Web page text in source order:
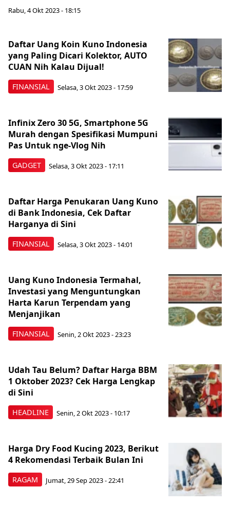
Rabu, 4 Okt 2023 - 18:15
FINANSIAL
Daftar Uang Koin Kuno Indonesia
yang Paling Dicari Kolektor, AUTO
CUAN Nih Kalau Dijual!
Selasa, 3 Okt 2023 - 17:59
GADGET
Infinix Zero 30 5G, Smartphone 5G
Murah dengan Spesifikasi Mumpuni
Pas Untuk nge-Vlog Nih
Selasa, 3 Okt 2023 - 17:11
FINANSIAL
Daftar Harga Penukaran Uang Kuno
di Bank Indonesia, Cek Daftar
Harganya di Sini
Selasa, 3 Okt 2023 - 14:01
FINANSIAL
Uang Kuno Indonesia Termahal,
Investasi yang Menguntungkan
Harta Karun Terpendam yang
Menjanjikan
Senin, 2 Okt 2023 - 23:23
HEADLINE
Udah Tau Belum? Daftar Harga BBM
1 Oktober 2023? Cek Harga Lengkap
di Sini
Senin, 2 Okt 2023 - 10:17
RAGAM
Harga Dry Food Kucing 2023, Berikut
4 Rekomendasi Terbaik Bulan Ini
Jumat, 29 Sep 2023 - 22:41